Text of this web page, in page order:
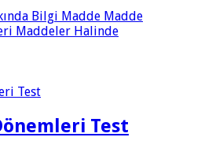
Bilgi Madde Madde
Maddeler Halinde
Test